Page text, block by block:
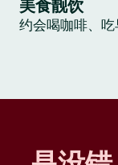
美食靓饮
约会喝咖啡、吃